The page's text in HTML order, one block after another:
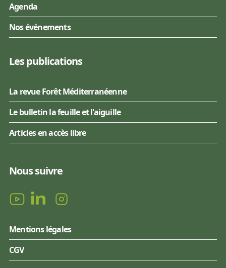
Agenda
Nos événements
Les publications
La revue Forêt Méditerranéenne
Le bulletin la feuille et l'aiguille
Articles en accès libre
Nous suivre
Mentions légales
CGV